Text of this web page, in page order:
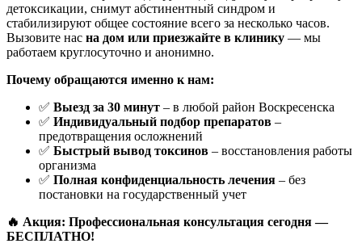
детоксикации, снимут абстинентный синдром и
стабилизируют общее состояние всего за несколько часов.
Вызовите нас на дом или приезжайте в клинику — мы
работаем круглосуточно и анонимно.
Почему обращаются именно к нам:
✅ Выезд за 30 минут – в любой район Воскресенска
✅ Индивидуальный подбор препаратов –
предотвращения осложнений
✅ Быстрый вывод токсинов – восстановления работы
организма
✅ Полная конфиденциальность лечения – без
постановки на государственный учет
🔥 Акция: Профессиональная консультация сегодня —
БЕСПЛАТНО!